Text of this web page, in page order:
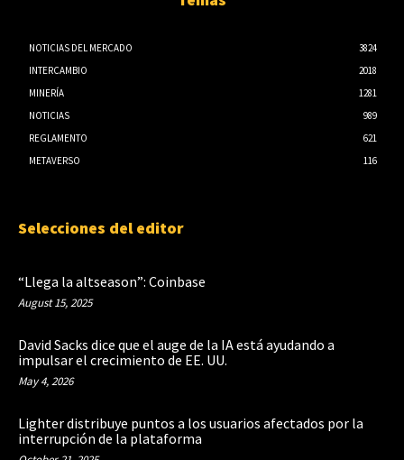
NOTICIAS DEL MERCADO
3824
INTERCAMBIO
2018
MINERÍA
1281
NOTICIAS
989
REGLAMENTO
621
METAVERSO
116
Selecciones del editor
“Llega la altseason”: Coinbase
August 15, 2025
David Sacks dice que el auge de la IA está ayudando a
impulsar el crecimiento de EE. UU.
May 4, 2026
Lighter distribuye puntos a los usuarios afectados por la
interrupción de la plataforma